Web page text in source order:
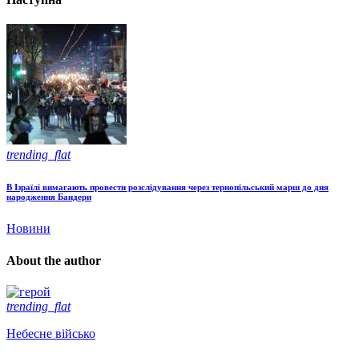
trending_flat
В Ізраїлі вимагають провести розслідування через тернопільський марш до дня
народження Бандери
Новини
About the author
trending_flat
Небесне військо